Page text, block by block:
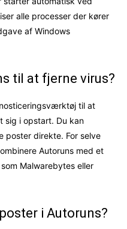
alle processer der kører
af Windows
til at fjerne virus?
til at
sig i opstart. Du kan
poster direkte. For selve
Autoruns med et
Malwarebytes eller
i Autoruns?